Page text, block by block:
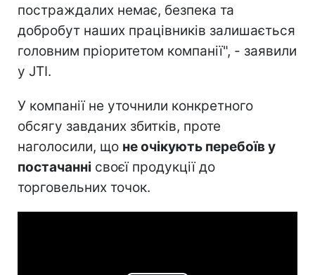
постраждалих немає, безпека та
добробут наших працівників залишається
головним пріоритетом компанії", - заявили
у JTI.
У компанії не уточнили конкретного
обсягу завданих збитків, проте
наголосили, що не очікують перебоїв у
постачанні своєї продукції до
торговельних точок.